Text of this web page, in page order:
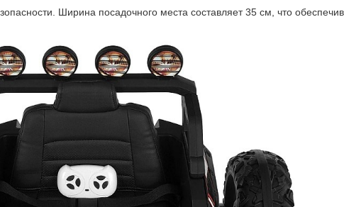
Ширина посадочного места составляет 35 см, что